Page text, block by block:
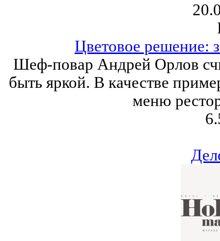
Цветовое решение:
Шеф-повар Андрей Орлов
быть яркой. В качестве
меню